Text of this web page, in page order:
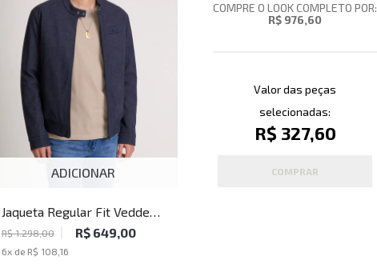
ADICIONAR
Jaqueta Regular Fit Vedder
John John Masculina
R$ 1.298,00 R$ 649,00
6x de R$ 108,16
COMPRE O LOOK COMPLETO POR:
R$ 976,60
Valor das peças
selecionadas:
R$ 327,60
COMPRAR